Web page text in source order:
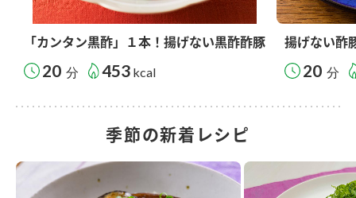
「カンタン黒酢」１本！揚げない黒酢酢豚
20 分 453 kcal
揚げない酢
20 分
季節の新着レシピ